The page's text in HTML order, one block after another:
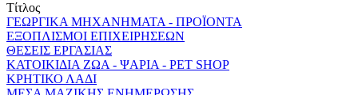
Τίτλος
ΓΕΩΡΓΙΚΑ ΜΗΧΑΝΗΜΑΤΑ - ΠΡΟΪΟΝΤΑ
ΕΞΟΠΛΙΣΜΟΙ ΕΠΙΧΕΙΡΗΣΕΩΝ
ΘΕΣΕΙΣ ΕΡΓΑΣΙΑΣ
ΚΑΤΟΙΚΙΔΙΑ ΖΩΑ - ΨΑΡΙΑ - PET SHOP
ΚΡΗΤΙΚΟ ΛΑΔΙ